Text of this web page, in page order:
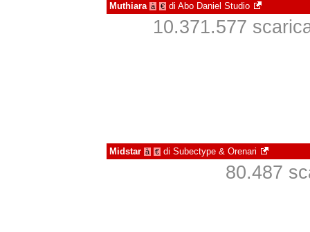
Muthiara à € di Abo Daniel Studio
10.371.577
Midstar à € di Subectype & Orenari
80.487